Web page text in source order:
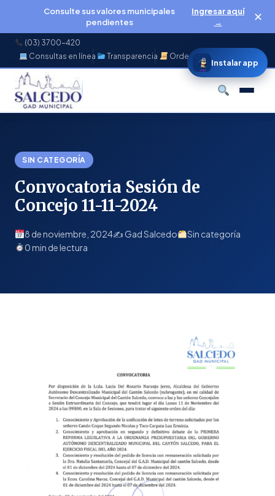
Consulte sus valores municipales
pendientes
Ingresar aquí
→
✕
(03) 3700-420
Consultas en línea
Transparencia Ordenanzas
SIN CATEGORÍA
Convocatoria Sesión de
Concejo 11-11-2024
8 de noviembre, 2024✍️ Gad Salcedo
Sin categoría
0 min de lectura
Instalar app